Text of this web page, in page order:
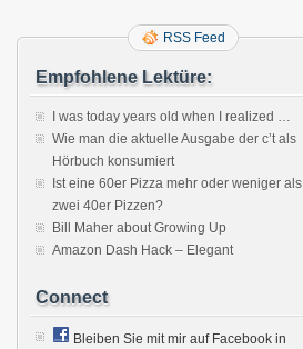
RSS Feed
Empfohlene Lektüre:
I was today years old when I realized …
Wie man die aktuelle Ausgabe der c’t als
Hörbuch konsumiert
Ist eine 60er Pizza mehr oder weniger als
zwei 40er Pizzen?
Bill Maher about Growing Up
Amazon Dash Hack – Elegant
Connect
Bleiben Sie mit mir auf Facebook in